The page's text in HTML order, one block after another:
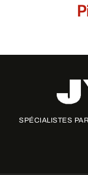
SPÉCIALISTES